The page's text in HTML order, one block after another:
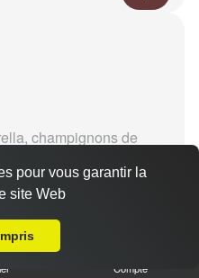
champignons de
Compte
pour vous garantir la
site Web